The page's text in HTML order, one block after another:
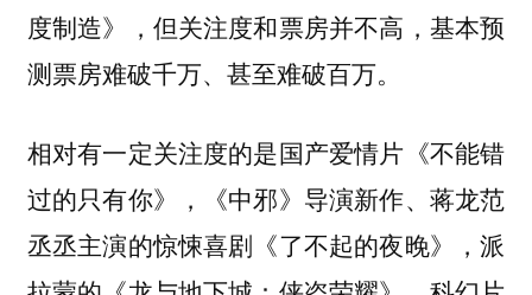
度制造》，但关注度和票房并不高，基本预
测票房难破千万、甚至难破百万。
相对有一定关注度的是国产爱情片《不能错
过的只有你》，《中邪》导演新作、蒋龙范
丞丞主演的惊悚喜剧《了不起的夜晚》，派